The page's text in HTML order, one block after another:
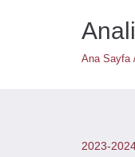
Ana Sayfa
2023-